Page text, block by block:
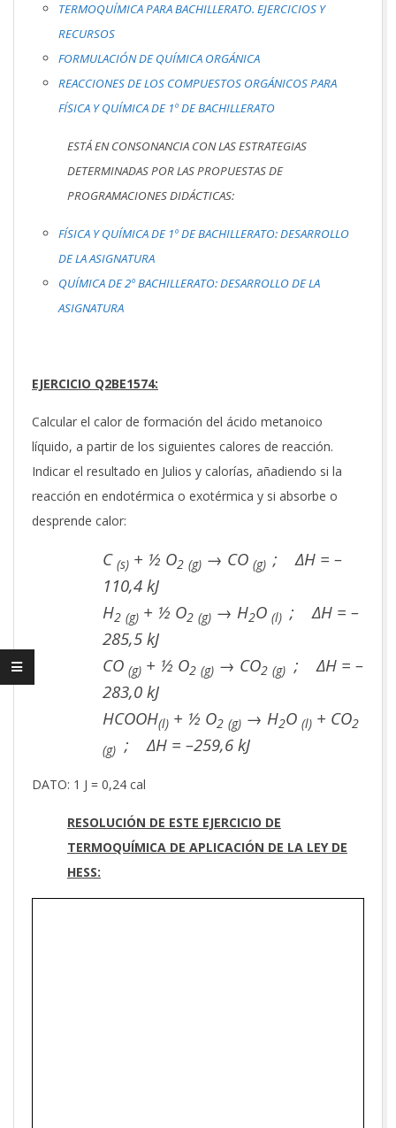
TERMOQUÍMICA PARA BACHILLERATO. EJERCICIOS Y
RECURSOS
FORMULACIÓN DE QUÍMICA ORGÁNICA
REACCIONES DE LOS COMPUESTOS ORGÁNICOS PARA
FÍSICA Y QUÍMICA DE 1º DE BACHILLERATO
ESTÁ EN CONSONANCIA CON LAS ESTRATEGIAS
DETERMINADAS POR LAS PROPUESTAS DE
PROGRAMACIONES DIDÁCTICAS:
FÍSICA Y QUÍMICA DE 1º DE BACHILLERATO: DESARROLLO
DE LA ASIGNATURA
QUÍMICA DE 2º BACHILLERATO: DESARROLLO DE LA
ASIGNATURA
EJERCICIO Q2BE1574:
Calcular el calor de formación del ácido metanoico
líquido, a partir de los siguientes calores de reacción.
Indicar el resultado en Julios y calorías, añadiendo si la
reacción en endotérmica o exotérmica y si absorbe o
desprende calor:
C (s) + ½ O2 (g) → CO (g); ΔH = –
110,4 kJ
H2 (g) + ½ O2 (g) → H2O (l) ; ΔH = –
285,5 kJ
CO (g) + ½ O2 (g) → CO2 (g) ; ΔH = –
283,0 kJ
HCOOH(l) + ½ O2 (g) → H2O (l) + CO2
(g) ; ΔH = –259,6 kJ
DATO: 1 J = 0,24 cal
RESOLUCIÓN DE ESTE EJERCICIO DE
TERMOQUÍMICA DE APLICACIÓN DE LA LEY DE
HESS: